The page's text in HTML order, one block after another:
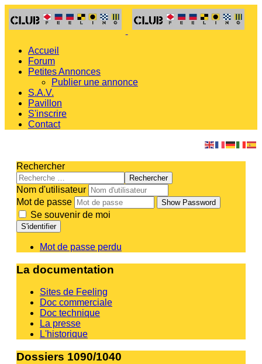
Accueil
Forum
Petites Annonces
Publier une annonce
S.A.V.
Pavillon
S'inscrire
Contact
Rechercher
Rechercher
Nom d'utilisateur
Mot de passe
Show Password
Se souvenir de moi
S'identifier
Mot de passe perdu
La documentation
Sites de Feeling
Doc commerciale
Doc technique
La presse
L'historique
Dossiers 1090/1040